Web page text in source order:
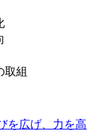
取組
を広げ、力を高